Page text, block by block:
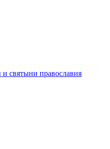
святыни православия